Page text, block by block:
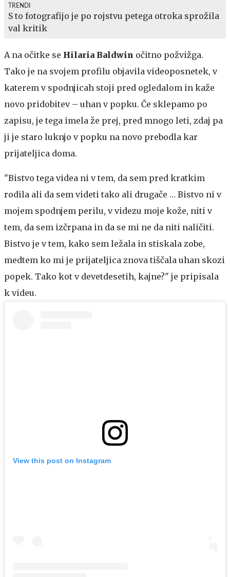
TRENDI
S to fotografijo je po rojstvu petega otroka sprožila
val kritik
A na očitke se Hilaria Baldwin očitno požvižga.
Tako je na svojem profilu objavila videoposnetek, v
katerem v spodnjicah stoji pred ogledalom in kaže
novo pridobitev – uhan v popku. Če sklepamo po
zapisu, je tega imela že prej, pred mnogo leti, zdaj pa
ji je staro luknjo v popku na novo prebodla kar
prijateljica doma.
"Bistvo tega videa ni v tem, da sem pred kratkim
rodila ali da sem videti tako ali drugače … Bistvo ni v
mojem spodnjem perilu, v videzu moje kože, niti v
tem, da sem izčrpana in da se mi ne da niti naličiti.
Bistvo je v tem, kako sem ležala in stiskala zobe,
medtem ko mi je prijateljica znova tiščala uhan skozi
popek. Tako kot v devetdesetih, kajne?" je pripisala
k videu.
View this post on Instagram